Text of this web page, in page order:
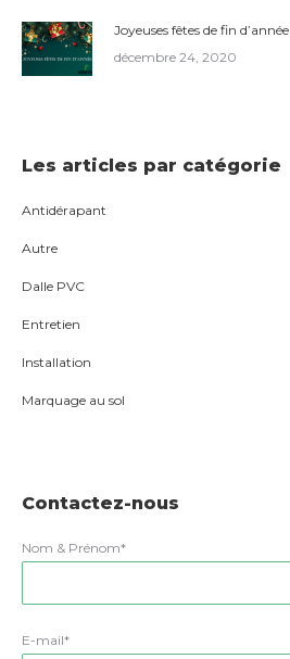
Joyeuses fêtes de fin d’année
décembre 24, 2020
Les articles par catégorie
Antidérapant
Autre
Dalle PVC
Entretien
Installation
Marquage au sol
Contactez-nous
Nom & Prénom*
E-mail*